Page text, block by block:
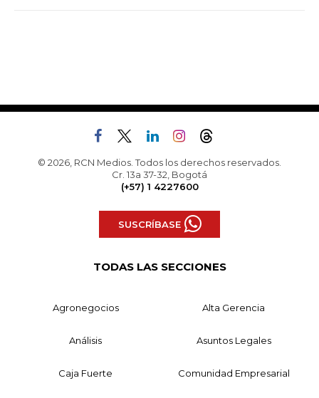
© 2026, RCN Medios. Todos los derechos reservados.
Cr. 13a 37-32, Bogotá
(+57) 1 4227600
SUSCRÍBASE
TODAS LAS SECCIONES
Agronegocios Alta Gerencia
Análisis Asuntos Legales
Caja Fuerte Comunidad Empresarial